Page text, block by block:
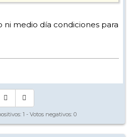
ni medio día condiciones para
1 - Votos negativos: 0